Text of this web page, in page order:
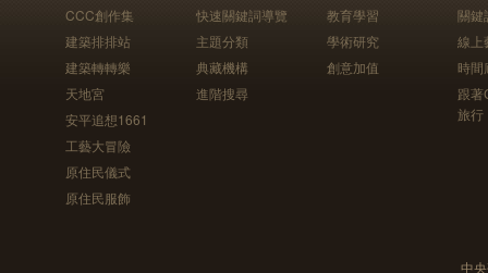
CCC創作集
建築排排站
建築轉轉樂
天地宮
安平追想1661
工藝大冒險
原住民儀式
原住民服飾
快速關鍵詞導覽
主題分類
典藏機構
進階搜尋
教育學習
學術研究
創意加值
關鍵
線上
時間
跟
旅行
中